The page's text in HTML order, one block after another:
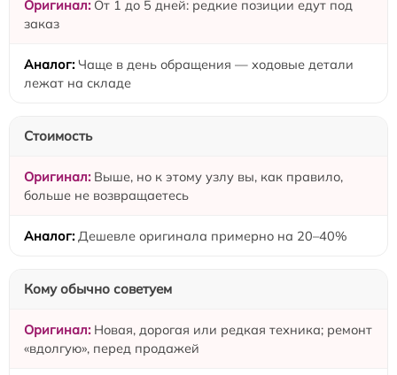
От 1 до 5 дней: редкие позиции едут под
заказ
Чаще в день обращения — ходовые детали
лежат на складе
Стоимость
Выше, но к этому узлу вы, как правило,
больше не возвращаетесь
Дешевле оригинала примерно на 20–40%
Кому обычно советуем
Новая, дорогая или редкая техника; ремонт
«вдолгую», перед продажей